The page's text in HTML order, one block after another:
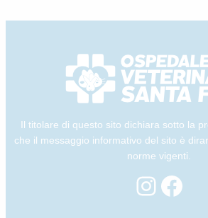
Il titolare di questo sito dichiara sotto la
che il messaggio informativo del sito è
norme vigenti.